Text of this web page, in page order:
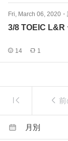
Fri, March 06, 2020 ・
3/8 TOEIC L&R
14 1
前
月別